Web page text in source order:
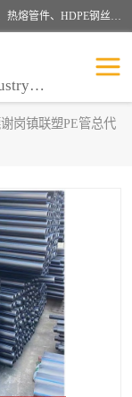
深圳市鑫润通管业有限公司专业生产批发：HDPE管材、热熔管件、HDPE钢丝骨架管、电熔管件、HDPE双壁波纹管、MPP电力管、井盖、PVC管材管件、PPR管材管件等；公司自创建以来，始终秉承“团结、务实、创新、守信”的服务宗旨，凭借专业的服务以及多年的勤奋拼搏，发展成为一家专业销售各种管材管件，绝缘电工套管及配件等系列产品的贸易公司。
Shenzhen Xinruntong Pipe Industry Co., Ltd
岗镇联塑PE管总代
力通讯管
通信管
管
红蓝线管